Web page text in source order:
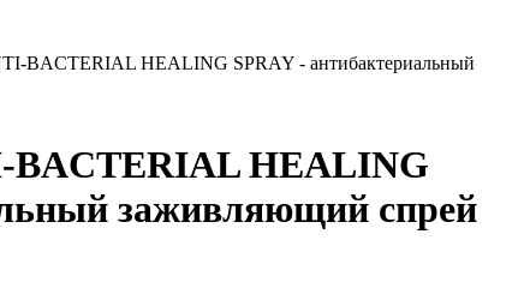
BACTERIAL HEALING SPRAY - антибактериальный
BACTERIAL HEALING
заживляющий спрей